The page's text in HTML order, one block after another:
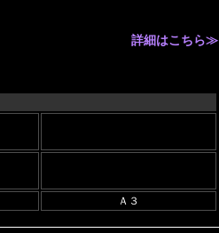
詳細はこちら≫
Ａ３